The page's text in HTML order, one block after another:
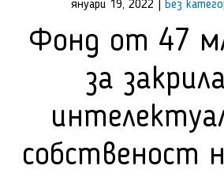
януари 19, 2022 Без
Фонд от 47
за
собственост